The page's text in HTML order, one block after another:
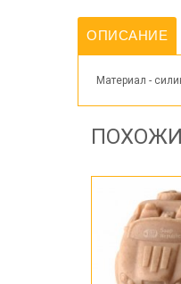
ОПИСАНИЕ
Материал -